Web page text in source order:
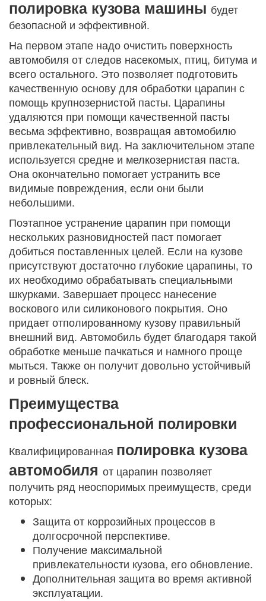
полировка кузова машины будет
безопасной и эффективной.
На первом этапе надо очистить поверхность
автомобиля от следов насекомых, птиц, битума и
всего остального. Это позволяет подготовить
качественную основу для обработки царапин с
помощь крупнозернистой пасты. Царапины
удаляются при помощи качественной пасты
весьма эффективно, возвращая автомобилю
привлекательный вид. На заключительном этапе
используется средне и мелкозернистая паста.
Она окончательно помогает устранить все
видимые повреждения, если они были
небольшими.
Поэтапное устранение царапин при помощи
нескольких разновидностей паст помогает
добиться поставленных целей. Если на кузове
присутствуют достаточно глубокие царапины, то
их необходимо обрабатывать специальными
шкурками. Завершает процесс нанесение
воскового или силиконового покрытия. Оно
придает отполированному кузову правильный
внешний вид. Автомобиль будет благодаря такой
обработке меньше пачкаться и намного проще
мыться. Также он получит довольно устойчивый
и ровный блеск.
Преимущества
профессиональной полировки
Квалифицированная полировка кузова
автомобиля от царапин позволяет
получить ряд неоспоримых преимуществ, среди
которых:
Защита от коррозийных процессов в
долгосрочной перспективе.
Получение максимальной
привлекательности кузова, его обновление.
Дополнительная защита во время активной
эксплуатации.